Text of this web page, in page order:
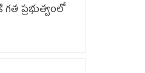
ప్రభుత్వంలో